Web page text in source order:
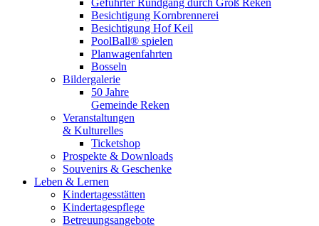
Geführter Rundgang durch Groß Reken
Besichtigung Kornbrennerei
Besichtigung Hof Keil
PoolBall® spielen
Planwagenfahrten
Bosseln
Bildergalerie
50 Jahre
Gemeinde Reken
Veranstaltungen
& Kulturelles
Ticketshop
Prospekte & Downloads
Souvenirs & Geschenke
Leben & Lernen
Kindertagesstätten
Kindertagespflege
Betreuungsangebote